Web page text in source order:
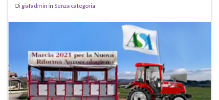
Di giafadmin in Senza categoria